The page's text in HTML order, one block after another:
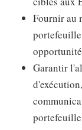
Fournir au
Garantir